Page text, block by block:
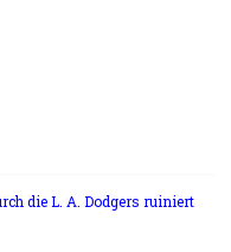
die L. A. Dodgers ruiniert